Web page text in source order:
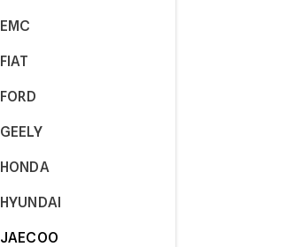
EMC
FIAT
FORD
GEELY
HONDA
HYUNDAI
JAECOO